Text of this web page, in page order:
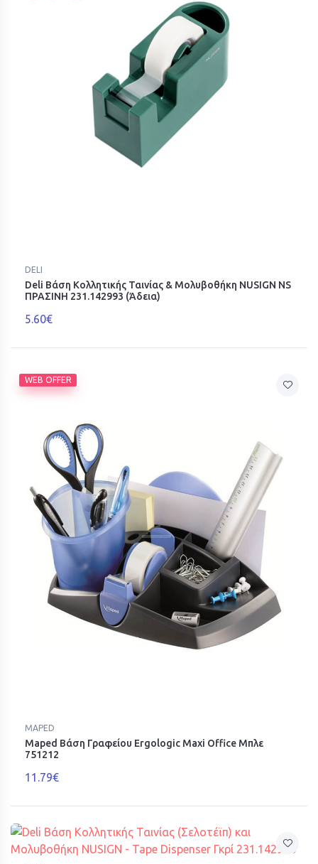
DELI
Deli Βάση Κολλητικής Ταινίας & Μολυβοθήκη NUSIGN NS
ΠΡΑΣΙΝΗ 231.142993 (Άδεια)
5.60€
WEB OFFER
MAPED
Maped Βάση Γραφείου Ergologic Maxi Office Μπλε
751212
11.79€